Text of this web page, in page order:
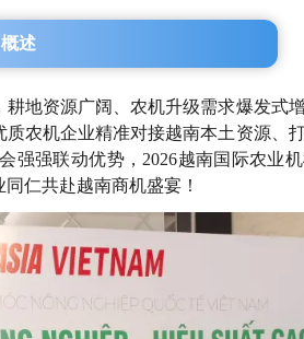
述
地资源广阔、农机升级需求爆发式
农机企业精准对接越南本土资源、
强强联动优势，2026越南国际农业
仁共赴越南商机盛宴！